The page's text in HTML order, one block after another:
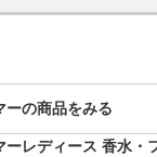
ーの商品をみる
ーレディース 香水・